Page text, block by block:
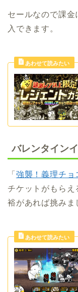
セールなので課
入できます。
バレンタイン
「 強襲！義理チョ
チケットがもら
裕があれば挑みま